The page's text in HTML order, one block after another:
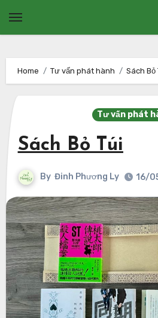
Home Tư vấn phát hành Sách Bỏ
Tư vấn phát
Sách Bỏ Túi
By Đinh Phương Ly 16/